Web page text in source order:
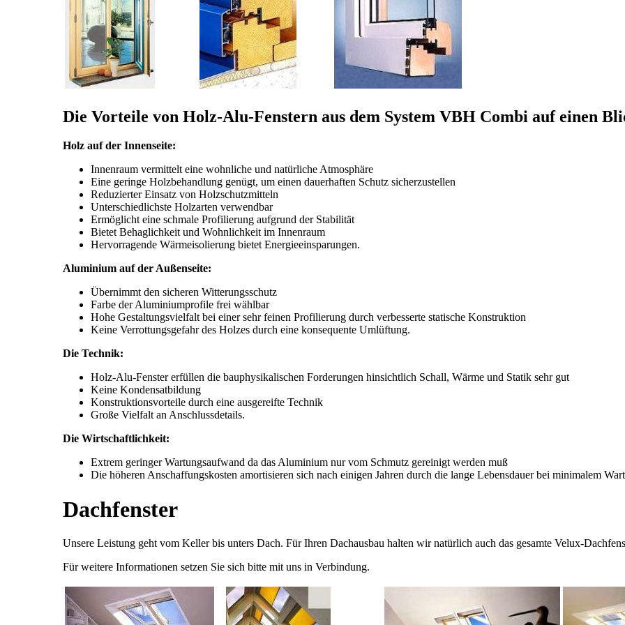
Die Vorteile von Holz-Alu-Fenstern aus dem System VBH Combi auf einen
Holz auf der Innenseite:
Innenraum vermittelt eine wohnliche und natürliche Atmosphäre
Eine geringe Holzbehandlung genügt, um einen dauerhaften Schutz sicherzustellen
Reduzierter Einsatz von Holzschutzmitteln
Unterschiedlichste Holzarten verwendbar
Ermöglicht eine schmale Profilierung aufgrund der Stabilität
Bietet Behaglichkeit und Wohnlichkeit im Innenraum
Hervorragende Wärmeisolierung bietet Energieeinsparungen.
Aluminium auf der Außenseite:
Übernimmt den sicheren Witterungsschutz
Farbe der Aluminiumprofile frei wählbar
Hohe Gestaltungsvielfalt bei einer sehr feinen Profilierung durch verbesserte statische Konstruktion
Keine Verrottungsgefahr des Holzes durch eine konsequente Umlüftung.
Die Technik:
Holz-Alu-Fenster erfüllen die bauphysikalischen Forderungen hinsichtlich Schall, Wärme und Statik sehr gut
Keine Kondensatbildung
Konstruktionsvorteile durch eine ausgereifte Technik
Große Vielfalt an Anschlussdetails.
Die Wirtschaftlichkeit:
Extrem geringer Wartungsaufwand da das Aluminium nur vom Schmutz gereinigt werden muß
Die höheren Anschaffungskosten amortisieren sich nach einigen Jahren durch die lange Lebensdauer bei minimalem
Dachfenster
Unsere Leistung geht vom Keller bis unters Dach. Für Ihren Dachausbau halten wir natürlich auch das gesamte Velux-
Für weitere Informationen setzen Sie sich bitte mit uns in Verbindung.